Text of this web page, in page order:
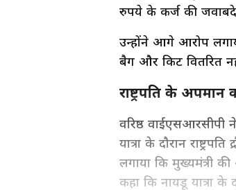
रुपये के कर्ज की
उन्होंने आगे आरोप
बैग और किट वितरित
राष्ट्रपति के अपमान
वरिष्ठ वाईएसआरसीपी
यात्रा के दौरान
लगाया कि मुख्यमंत्री
कहा कि नायडू यात्रा के